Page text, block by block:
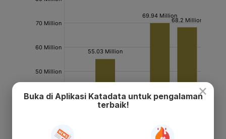
×
Buka di Aplikasi Katadata untuk pengalaman
terbaik!